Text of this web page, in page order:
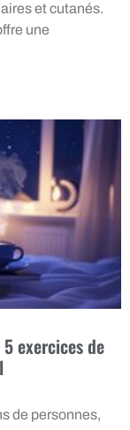
et cutanés.
une
exercices de
de personnes,